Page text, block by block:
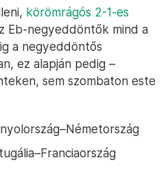
körömrágós 2-1-es
Eb-negyeddöntők mind a
a negyeddöntős
ez alapján pedig –
sem szombaton este